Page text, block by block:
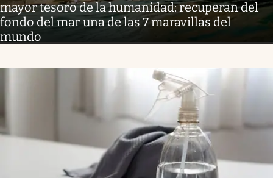
mayor tesoro de la humanidad: recuperan del
fondo del mar una de las 7 maravillas del
mundo